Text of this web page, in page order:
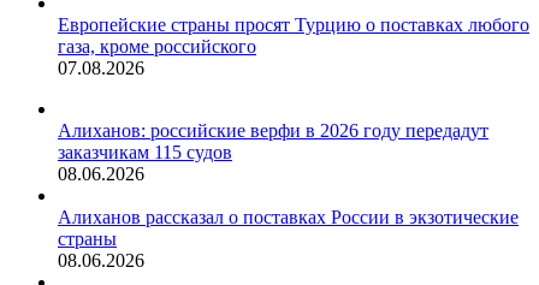
Европейские страны просят Турцию о поставках любого
газа, кроме российского
07.08.2026
Алиханов: российские верфи в 2026 году передадут
заказчикам 115 судов
08.06.2026
Алиханов рассказал о поставках России в экзотические
страны
08.06.2026